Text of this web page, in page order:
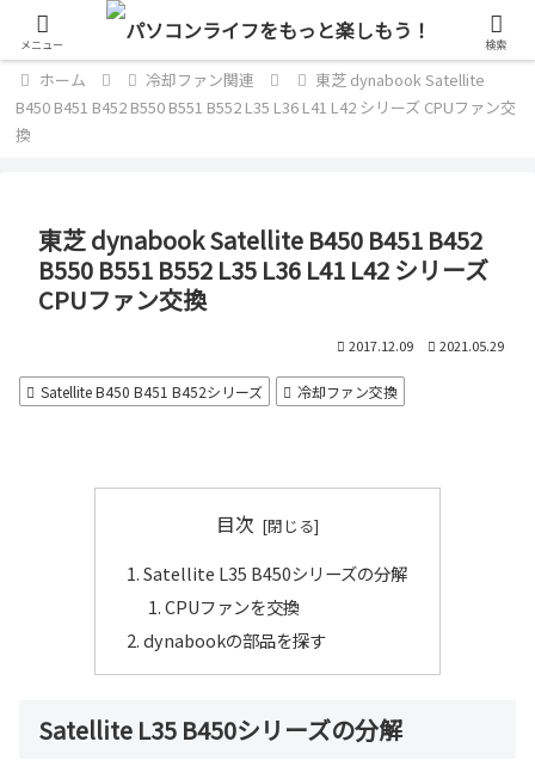
単なるパソコン好きのブログ
ホーム 冷却ファン関連
東芝 dynabook Satellite
B450 B451 B452 B550 B551 B552 L35 L36 L41 L42 シリーズ CPUファン交
換
東芝 dynabook Satellite B450 B451 B452
B550 B551 B552 L35 L36 L41 L42 シリーズ
CPUファン交換
2017.12.09 2021.05.29
Satellite B450 B451 B452シリーズ 冷却ファン交換
目次
Satellite L35 B450シリーズの分解
CPUファンを交換
dynabookの部品を探す
Satellite L35 B450シリーズの分解
メニュー 検索